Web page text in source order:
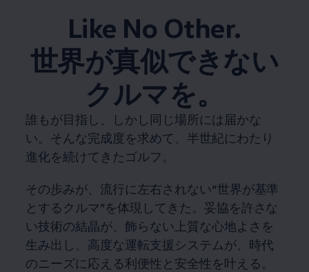
Like No Other.
世界が真似できない
クルマを。
誰もが目指し、しかし同じ場所には届かな
い。そんな完成度を求めて、半世紀にわたり
進化を続けてきたゴルフ。
その歩みが、流行に左右されない“世界が基準
とするクルマ”を体現してきた。妥協を許さな
い技術の結晶が、飾らない上質な心地よさを
生み出し、高度な運転支援システムが、時代
のニーズに応える利便性と安全性を叶える。